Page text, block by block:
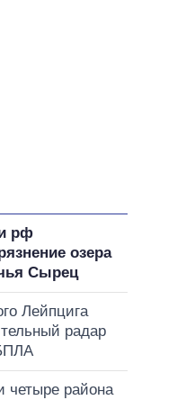
рф
озера
Сырец
Лейпцига
радар
четыре района